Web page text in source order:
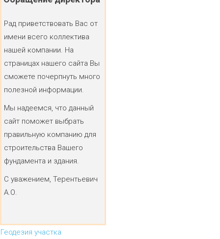
Рад приветствовать Вас от
имени всего коллектива
нашей компании. На
страницах нашего сайта Вы
сможете почерпнуть много
полезной информации.
Мы надеемся, что данный
сайт поможет выбрать
правильную компанию для
строительства Вашего
фундамента и здания.
С уважением, Терентьевич
А.О.
Геодезия участка